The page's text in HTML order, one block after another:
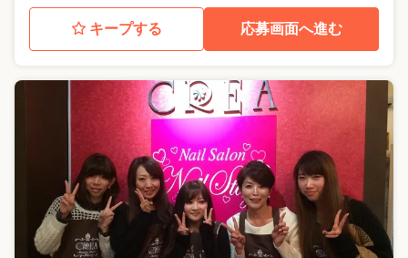
キープする 応募画面へ進む